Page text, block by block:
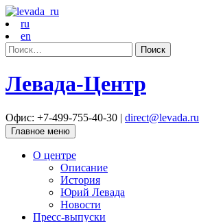
ru
en
Найти:
Левада-Центр
Офис: +7-499-755-40-30 | direct@levada.ru
Главное меню
О центре
Описание
История
Юрий Левада
Новости
Пресс-выпуски